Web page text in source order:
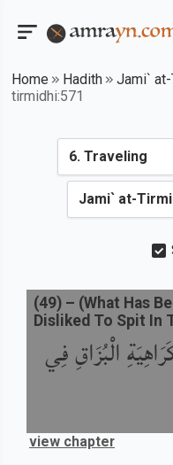
Home Hadith Jami`
tirmidhi:571
الْبُزَاقِ فِي
(49) – (What Has
Disliked To Spit In
view chapter